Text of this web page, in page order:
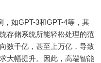
如GPT-3和GPT-4等，其
存储系统所能轻松处理的范
数千亿，甚至上万亿，导致
大幅提升。因此，高端智能